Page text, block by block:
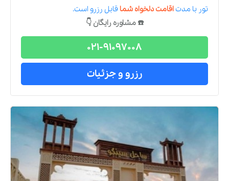
تور با مدتاقامت دلخواه شما قابل رزرو است.
☎️ مشاوره رایگان 👇
021-91097008
رزرو و جزئیات